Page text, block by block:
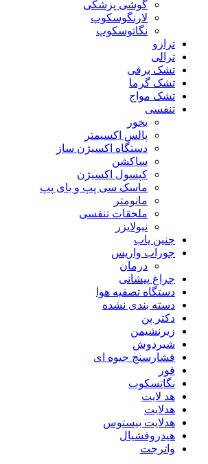
گوشی پزشکی
لارنگوسکوپ
نگاتوسکوپ
ترازو
ترالی
تشک برقی
تشک گرما
تشک مواج
تنفسی
بخور
پالس اکسیمتر
دستگاه اکسیژن ساز
ساکشن
کپسول اکسیژن
ماسک سی پپ و بای پپ
مانومتر
ملحقات تنفسی
نبولایزر
جنین یاب
جوراب واریس
درمان
چراغ پیشانی
دستگاه تصفیه هوا
دسته بندی نشده
دکتر پن
زیرنشیمن
شیردوش
فشارسنج جیوه ای
فور
نگاتسکوب
هد لایت
هدلایت
هدلایت بیستوس
هیدروفشیال
واترجت